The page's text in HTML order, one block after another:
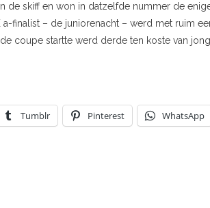
de skiff en won in datzelfde nummer de
finalist – de juniorenacht – werd met ruim
coupe startte werd derde ten koste van
Tumblr Pinterest WhatsApp